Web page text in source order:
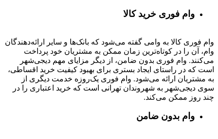
وام فوری خرید کالا
وام فوری کالا به وامی گفته می‌شود که بانک‌ها و سایر ارائه‌دهندگان
وام، آن را در کوتاه‌ترین زمان ممکن به مشتریان خود پرداخت
می‌کنند. وام فوری بدون ضامن، از دیگر مزایای مهم دیجی‌شهر
است که در راستای ایجاد بستری برای بهبود کیفیت خرید اقساطی،
به مشتریان ارائه می‌شود. وام فوری یک‌روزه خدمت دیگری از
سوی دیجی‌شهر به شهروندان تهرانی است که خرید اعتباری را در
چند روز ممکن می‌کند.
وام بدون ضامن